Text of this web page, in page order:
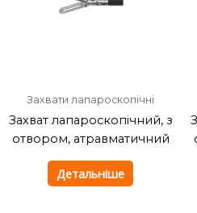
Захвати лапароскопічні
Захват лапароскопічний, з
отвором, атравматичний
Детальніше